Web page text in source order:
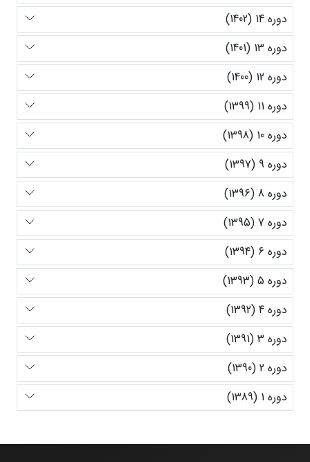
دوره 14 (1402)
دوره 13 (1401)
دوره 12 (1400)
دوره 11 (1399)
دوره 10 (1398)
دوره 9 (1397)
دوره 8 (1396)
دوره 7 (1395)
دوره 6 (1394)
دوره 5 (1393)
دوره 4 (1392)
دوره 3 (1391)
دوره 2 (1390)
دوره 1 (1389)